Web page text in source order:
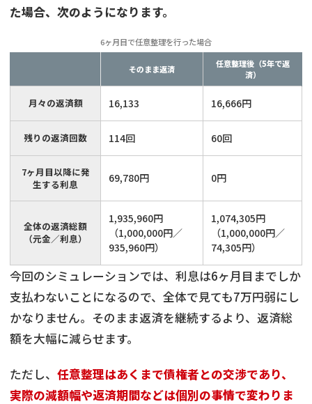
た場合、次のようになります。
6ヶ月目で任意整理を行った場合
そのまま返済
任意整理後（5年で返
済）
月々の返済額 16,133 16,666円
残りの返済回数 114回 60回
7ヶ月目以降に発
生する利息
69,780円 0円
全体の返済総額
（元金／利息）
1,935,960円
（1,000,000円／
935,960円）
1,074,305円
（1,000,000円／
74,305円）
今回のシミュレーションでは、利息は6ヶ月目までしか
支払わないことになるので、全体で見ても7万円弱にし
かなりません。そのまま返済を継続するより、返済総
額を大幅に減らせます。
ただし、 任意整理はあくまで債権者との交渉であり、
実際の減額幅や返済期間などは個別の事情で変わりま